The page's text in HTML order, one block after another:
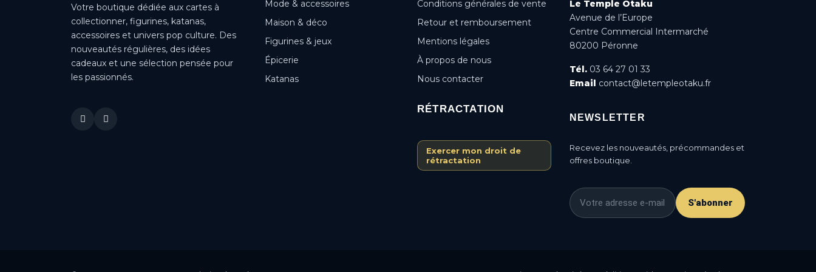
Votre boutique dédiée aux cartes à
collectionner, figurines, katanas,
accessoires et univers pop culture. Des
nouveautés régulières, des idées
cadeaux et une sélection pensée pour
les passionnés.
Mode & accessoires
Maison & déco
Figurines & jeux
Épicerie
Katanas
Conditions générales de vente
Retour et remboursement
Mentions légales
À propos de nous
Nous contacter
RÉTRACTATION
Exercer mon droit de
rétractation
Le Temple Otaku
Avenue de l’Europe
Centre Commercial Intermarché
80200 Péronne
Tél.03 64 27 01 33
Email contact@letempleotaku.fr
NEWSLETTER
Recevez les nouveautés, précommandes et
offres boutique.
S'abonner